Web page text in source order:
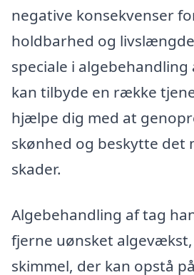
negative konsekvenser
holdbarhed og
speciale i algebehandling
kan tilbyde en række
hjælpe dig med at
skønhed og beskytte det
skader.
Algebehandling af tag
fjerne uønsket
skimmel, der kan opstå